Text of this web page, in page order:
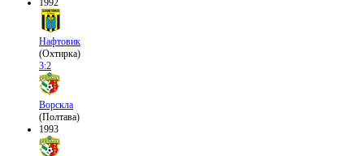
1992
Нафтовик
(Охтирка)
3:2
Ворскла
(Полтава)
1993